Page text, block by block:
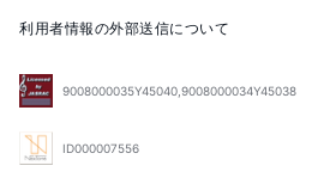
利用者情報の外部送信について
9008000035Y45040,9008000034Y45038
ID000007556